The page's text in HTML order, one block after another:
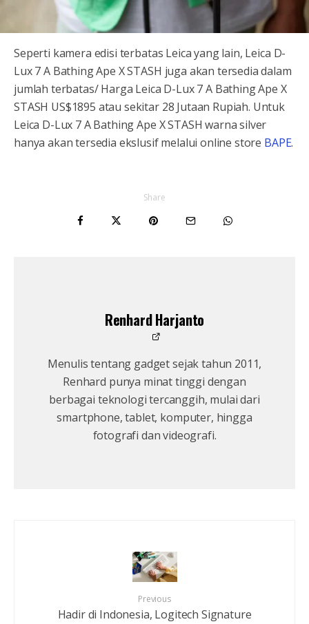
Seperti kamera edisi terbatas Leica yang lain, Leica D-
Lux 7 A Bathing Ape X STASH juga akan tersedia dalam
jumlah terbatas/ Harga Leica D-Lux 7 A Bathing Ape X
STASH US$1895 atau sekitar 28 Jutaan Rupiah. Untuk
Leica D-Lux 7 A Bathing Ape X STASH warna silver
hanya akan tersedia ekslusif melalui online store BAPE.
Share
Renhard Harjanto
Menulis tentang gadget sejak tahun 2011,
Renhard punya minat tinggi dengan
berbagai teknologi tercanggih, mulai dari
smartphone, tablet, komputer, hingga
fotografi dan videografi.
Previous
Hadir di Indonesia, Logitech Signature